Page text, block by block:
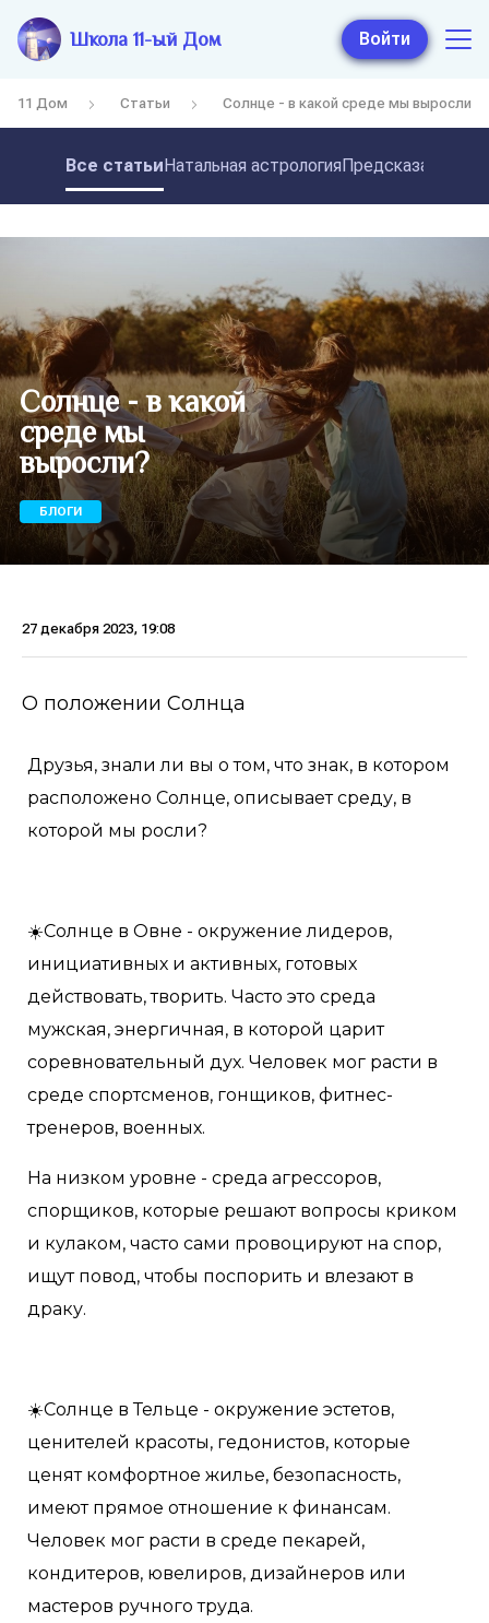
Школа 11-ый Дом Войти
11 Дом Статьи Солнце - в какой среде мы выросли?
Все статьиНатальная астрология
Солнце - в какой
среде мы
выросли?
БЛОГИ
27 декабря 2023, 19:08
О положении Солнца
Друзья, знали ли вы о том, что знак, в котором
расположено Солнце, описывает среду, в
которой мы росли?
☀️Солнце в Овне - окружение лидеров,
инициативных и активных, готовых
действовать, творить. Часто это среда
мужская, энергичная, в которой царит
соревновательный дух. Человек мог расти в
среде спортсменов, гонщиков, фитнес-
тренеров, военных.
На низком уровне - среда агрессоров,
спорщиков, которые решают вопросы криком
и кулаком, часто сами провоцируют на спор,
ищут повод, чтобы поспорить и влезают в
драку.
☀️Солнце в Тельце - окружение эстетов,
ценителей красоты, гедонистов, которые
ценят комфортное жилье, безопасность,
имеют прямое отношение к финансам.
Человек мог расти в среде пекарей,
кондитеров, ювелиров, дизайнеров или
мастеров ручного труда.